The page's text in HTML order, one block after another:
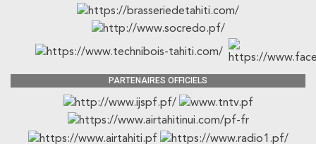
PARTENAIRES OFFICIELS